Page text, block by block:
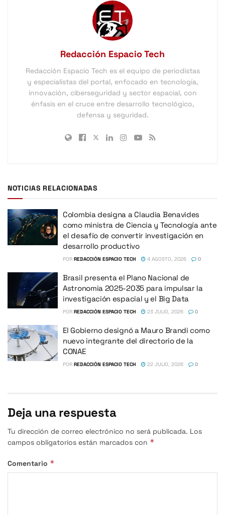
Redacción Espacio Tech
Redacción Espacio Tech es el equipo de periodistas
y especialistas del portal, enfocado en tecnología,
innovación, ciberseguridad y sector espacial, con
énfasis en el cruce entre desarrollo tecnológico,
defensa y seguridad.
NOTICIAS RELACIONADAS
Colombia designa a Claudia Benavides
como ministra de Ciencia y Tecnología ante
el desafío de convertir investigación en
desarrollo productivo
POR REDACCIÓN ESPACIO TECH 4 AGOSTO, 2026 0
Brasil presenta el Plano Nacional de
Astronomia 2025-2035 para impulsar la
investigación espacial y el Big Data
POR REDACCIÓN ESPACIO TECH 23 JULIO, 2026 0
El Gobierno designó a Mauro Brandi como
nuevo integrante del directorio de la
CONAE
POR REDACCIÓN ESPACIO TECH 22 JULIO, 2026 0
Deja una respuesta
Tu dirección de correo electrónico no será publicada. Los
campos obligatorios están marcados con *
Comentario *